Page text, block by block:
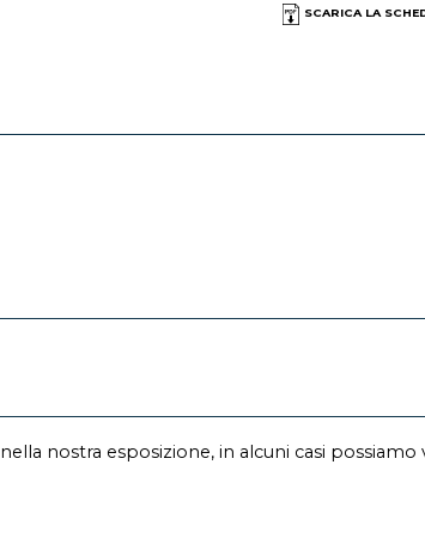
SCARICA LA
nostra esposizione, in alcuni casi